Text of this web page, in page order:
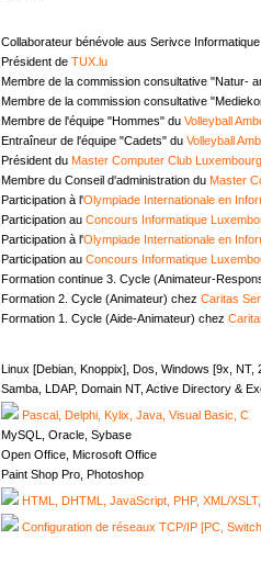
Collaborateur bénévole aus Serivce
Président de TUX.lu
Membre de la commission consultative "Natur-
Membre de la commission consultative
Membre de l'équipe "Hommes" du Volleyball
Entraîneur de l'équipe "Cadets" du Volleyball
Président du Master Computer Club Luxembourg
Membre du Conseil d'administration du Master
Participation à l'Olympiade Internationale en
Participation au Concours Informatique
Participation à l'Olympiade Internationale en
Participation au Concours Informatique
Formation continue 3. Cycle (Animateur-
Formation 2. Cycle (Animateur) chez Caritas
Formation 1. Cycle (Aide-Animateur) chez
Linux [Debian, Knoppix], Dos, Windows [9x, NT,
Samba, LDAP, Domain NT, Active Directory &
Pascal, Delphi, Kylix, Java, Visual Basic, C
MySQL, Oracle, Sybase
Open Office, Microsoft Office
Paint Shop Pro, Photoshop
HTML, DHTML, JavaScript, PHP, XML/
Configuration de réseaux TCP/IP [PC,